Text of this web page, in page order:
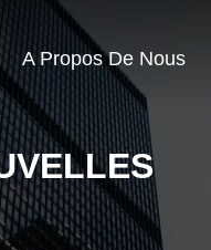
A Propos De Nous